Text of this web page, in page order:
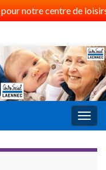
notre centre de